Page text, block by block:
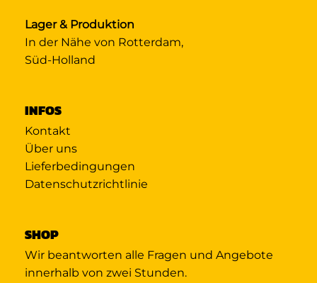
Lager & Produktion
In der Nähe von Rotterdam,
Süd-Holland
INFOS
Kontakt
Über uns
Lieferbedingungen
Datenschutzrichtlinie
SHOP
Wir beantworten alle Fragen und Angebote
innerhalb von zwei Stunden.